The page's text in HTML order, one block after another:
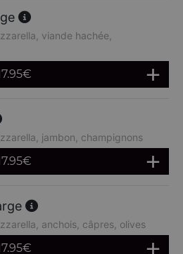
viande hachée,
€
jambon, champignons
€
anchois, câpres, olives
€